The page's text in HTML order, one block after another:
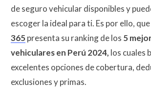
de seguro vehicular disponibles y
escoger la ideal para ti. Es por ello, que
365presenta su ranking de los 5
vehiculares en Perú 2024, los cuales
excelentes opciones de cobertura,
exclusiones y primas.